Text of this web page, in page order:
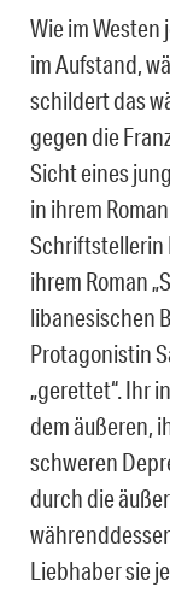
Wie im
im Aufstand,
schildert das
gegen die
Sicht eines
in ihrem
Schriftstellerin
ihrem Roman
libanesischen
Protagonistin
„gerettet“. Ihr
dem äußeren,
schweren
durch die
Liebhaber sie